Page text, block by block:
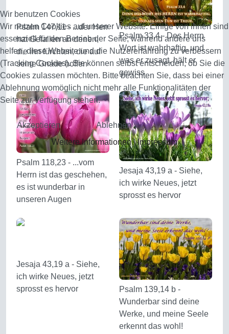
Psalm 147,11 - ...der Herr
hat Gefallen an denen,
die ihn fürchten, die auf
seine Gnade hoffen
Psalm 33,4 - Des Herrn
Wort ist wahrhaftig, und
was er zusagt, hält er
gewiss
Psalm 118,23 - ...vom
Herrn ist das geschehen,
es ist wunderbar in
unseren Augen
Jesaja 43,19 a - Siehe,
ich wirke Neues, jetzt
sprosst es hervor
Jesaja 43,19 a - Siehe,
ich wirke Neues, jetzt
sprosst es hervor
Psalm 139,14 b -
Wunderbar sind deine
Werke, und meine Seele
erkennt das wohl!
Wir benutzen Cookies
Wir nutzen Cookies auf unserer Website. Einige von ihnen sind
essenziell für den Betrieb der Seite, während andere uns
helfen, diese Website und die Nutzererfahrung zu verbessern
(Tracking Cookies). Sie können selbst entscheiden, ob Sie die
Cookies zulassen möchten. Bitte beachten Sie, dass bei einer
Ablehnung womöglich nicht mehr alle Funktionalitäten der
Seite zur Verfügung stehen.
Akzeptieren
Ablehnen
Weitere Informationen|Impressum